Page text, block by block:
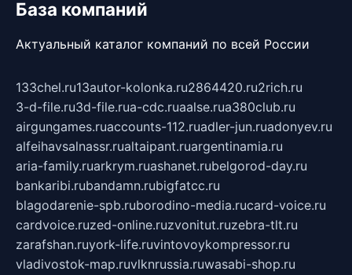
База компаний
Актуальный каталог компаний по всей России
133chel.ru13autor-kolonka.ru2864420.ru2rich.ru
3-d-file.ru3d-file.rua-cdc.ruaalse.rua380club.ru
airgungames.ruaccounts-112.ruadler-jun.ruadonyev.ru
alfeihavsalnassr.rualtaipant.ruargentinamia.ru
aria-family.ruarkrym.ruashanet.rubelgorod-day.ru
bankaribi.rubandamn.rubigfatcc.ru
blagodarenie-spb.ruborodino-media.rucard-voice.ru
cardvoice.ruzed-online.ruzvonitut.ruzebra-tlt.ru
zarafshan.ruyork-life.ruvintovoykompressor.ru
vladivostok-map.ruvlknrussia.ruwasabi-shop.ru